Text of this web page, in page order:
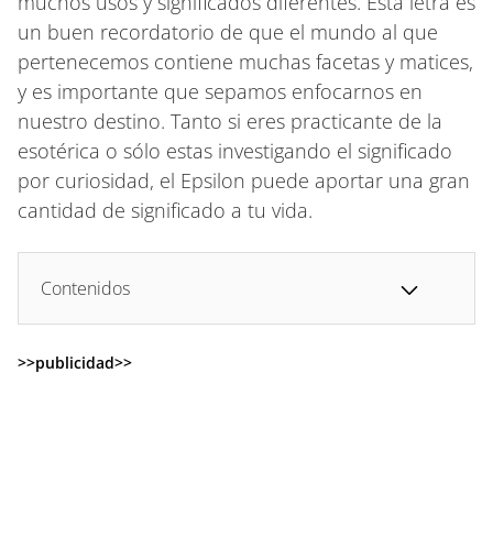
un buen recordatorio de que el mundo al que
pertenecemos contiene muchas facetas y matices,
y es importante que sepamos enfocarnos en
nuestro destino. Tanto si eres practicante de la
esotérica o sólo estas investigando el significado
por curiosidad, el Epsilon puede aportar una gran
cantidad de significado a tu vida.
Contenidos
>>publicidad>>